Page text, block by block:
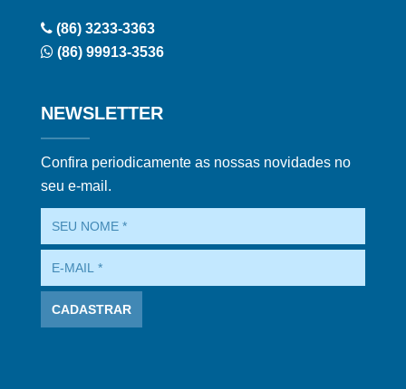
(86) 3233-3363
(86) 99913-3536
NEWSLETTER
Confira periodicamente as nossas novidades no
seu e-mail.